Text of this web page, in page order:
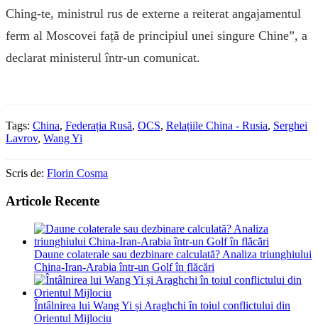
Ching-te, ministrul rus de externe a reiterat angajamentul
ferm al Moscovei față de principiul unei singure Chine”, a
declarat ministerul într-un comunicat.
Tags: China, Federația Rusă, OCS, Relațiile China - Rusia, Serghei
Lavrov, Wang Yi
Scris de: Florin Cosma
Articole Recente
Daune colaterale sau dezbinare calculată? Analiza triunghiului
China-Iran-Arabia într-un Golf în flăcări
Întâlnirea lui Wang Yi și Araghchi în toiul conflictului din
Orientul Mijlociu